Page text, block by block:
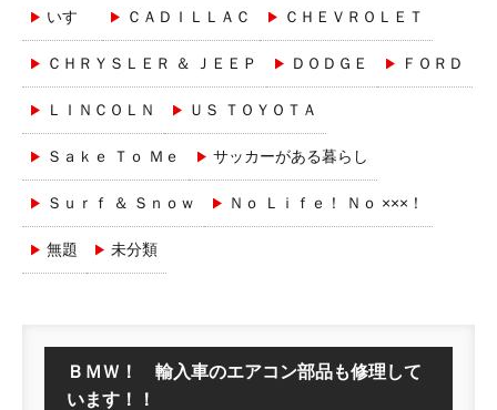
いすゞ ＣＡＤＩＬＬＡＣ ＣＨＥＶＲＯＬＥＴ
ＣＨＲＹＳＬＥＲ ＆ ＪＥＥＰ ＤＯＤＧＥ ＦＯＲＤ
ＬＩＮＣＯＬＮ ＵＳ ＴＯＹＯＴＡ
Ｓａｋｅ Ｔｏ Ｍｅ サッカーがある暮らし
Ｓｕｒｆ ＆ Ｓｎｏｗ Ｎｏ Ｌｉｆｅ！ Ｎｏ ×××！
無題 未分類
ＢＭＷ！ 輸入車のエアコン部品も修理して
います！！